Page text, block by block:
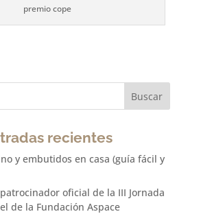
premio cope
recientes
y embutidos en casa (guía fácil y
oficial de la III Jornada
de la Fundación Aspace